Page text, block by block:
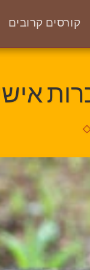
קורסים קרובים